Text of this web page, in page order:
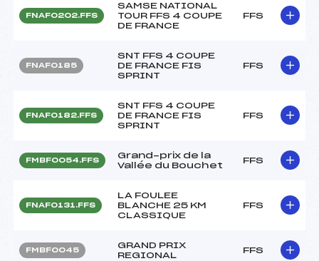
FNAF0202.FFS
SAMSE NATIONAL
TOUR FFS 4 COUPE
DE FRANCE
FFS
FNAF0185
SNT FFS 4 COUPE
DE FRANCE FIS
SPRINT
FFS
FNAF0182.FFS
SNT FFS 4 COUPE
DE FRANCE FIS
SPRINT
FFS
FMBF0054.FFS
Grand-prix de la
Vallée du Bouchet
FFS
FNAF0131.FFS
LA FOULEE
BLANCHE 25 KM
CLASSIQUE
FFS
FMBF0045
GRAND PRIX
REGIONAL
FFS